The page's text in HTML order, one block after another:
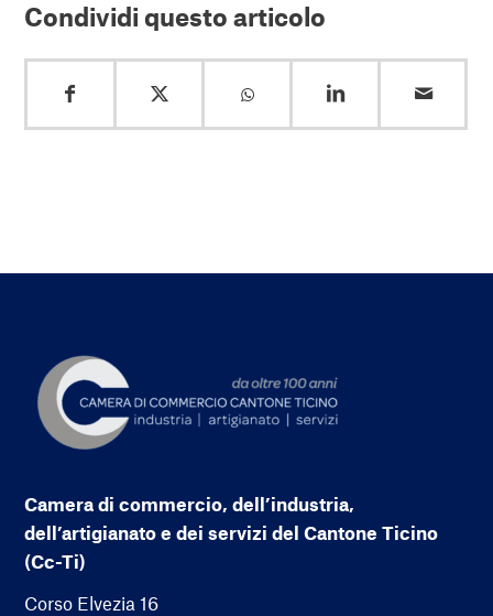
Condividi questo articolo
Camera di commercio, dell’industria,
dell’artigianato e dei servizi del Cantone Ticino
(Cc-Ti)
Corso Elvezia 16